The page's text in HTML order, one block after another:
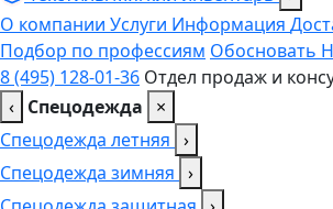
О компании Услуги Информация
Подбор по профессиям Обосновать
8 (495) 128-01-36 Отдел продаж и
‹ Спецодежда
×
Спецодежда летняя ›
Спецодежда зимняя ›